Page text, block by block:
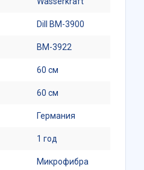
Dill BM-3900
BM-3922
60 см
60 см
Германия
1 год
Микрофибра